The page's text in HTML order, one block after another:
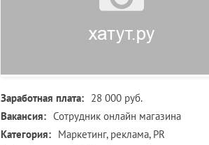
Заработная плата: 28 000 руб.
Вакансия: Сотрудник онлайн магазина
Категория: Маркетинг, реклама, PR